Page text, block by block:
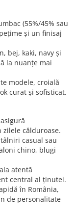
(55%/45% sau
și un finisaj
bej, kaki, navy și
la nuanțe mai
modele, croială
curat și sofisticat.
călduroase.
casual sau
chino, blugi
atentă
central al ținutei.
în România,
de personalitate